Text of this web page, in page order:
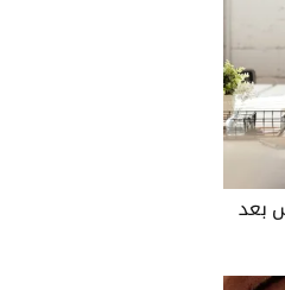
بعد